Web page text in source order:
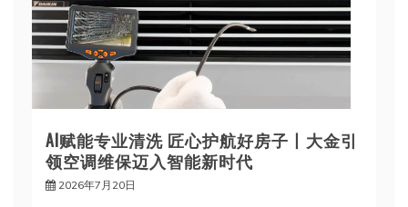
AI赋能专业清洗 匠心护航好房子丨大金引
领空调维保迈入智能新时代
2026年7月20日